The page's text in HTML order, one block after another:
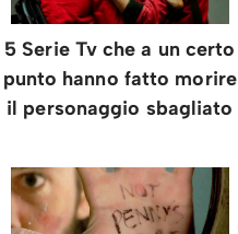
5 Serie Tv che a un certo
punto hanno fatto morire
il personaggio sbagliato